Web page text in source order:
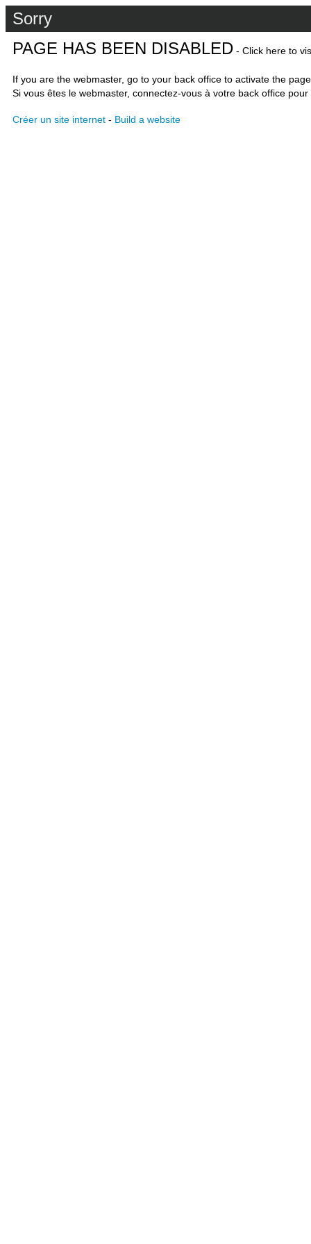
Sorry
PAGE HAS BEEN DISABLED - Click here to
If you are the webmaster, go to your back office to activate the
Si vous êtes le webmaster, connectez-vous à votre back office
Créer un site internet - Build a website